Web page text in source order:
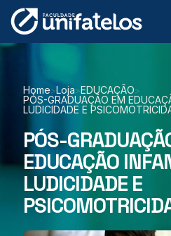
Home>Loja>EDUCAÇÃO>
PÓS-GRADUAÇÃO EM
LUDICIDADE E
PÓS-
EDUCAÇÃO
LUDICIDADE E